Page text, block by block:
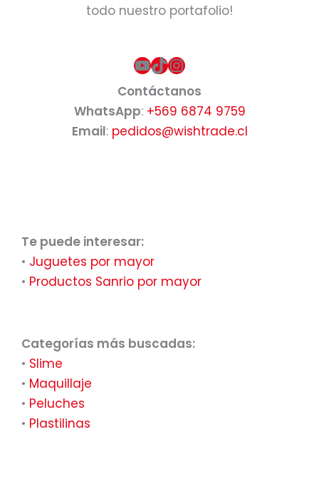
todo nuestro portafolio!
YouTube
TikTok
Instagram
Contáctanos
WhatsApp: +569 6874 9759
Email: pedidos@wishtrade.cl
Te puede interesar:
• Juguetes por mayor
• Productos Sanrio por mayor
Categorías más buscadas:
• Slime
• Maquillaje
• Peluches
• Plastilinas